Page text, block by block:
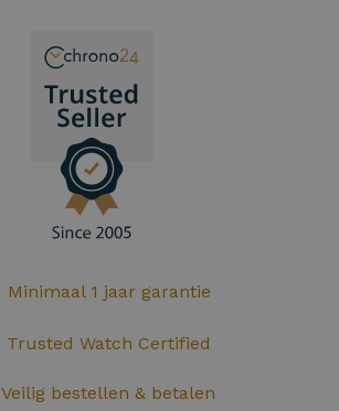
Minimaal 1 jaar garantie
Trusted Watch Certified
Veilig bestellen & betalen